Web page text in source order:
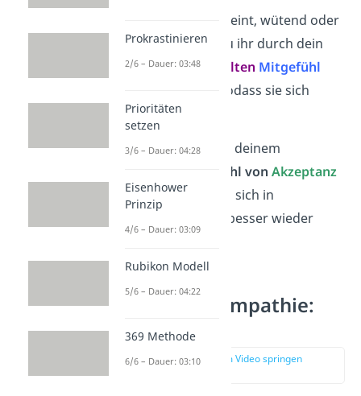
Wenn eine Person weint, wütend oder
traurig ist, kannst du ihr durch dein
empathischesVerhalten Mitgefühl
entgegenbringen, sodass sie sich
besser fühlt.
Damit vermittelst du deinem
Gefühl von Akzeptanz
und er oder sie kann sich in
emotionalen Zeiten besser wieder
4. Säule der Empathie:
Antizipation
zur Stelle im Video springen
Prokrastinieren
2/6 – Dauer: 03:48
Prioritäten
setzen
3/6 – Dauer: 04:28
Eisenhower
Prinzip
4/6 – Dauer: 03:09
Rubikon Modell
5/6 – Dauer: 04:22
369 Methode
6/6 – Dauer: 03:10